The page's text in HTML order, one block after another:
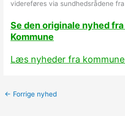
videreføres via sundhedsrådene
Se den originale nyhed
Kommune
Læs nyheder fra
← Forrige nyhed